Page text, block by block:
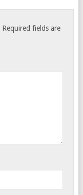
Required fields are